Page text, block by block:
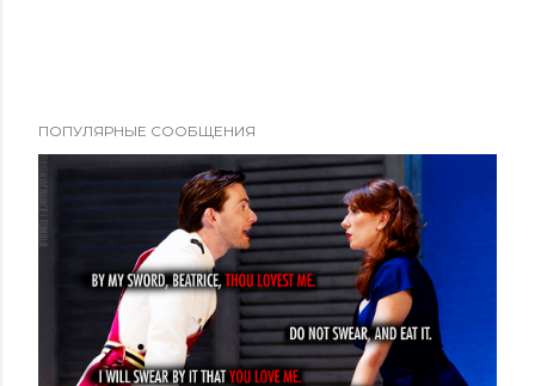
ПОПУЛЯРНЫЕ СООБЩЕНИЯ